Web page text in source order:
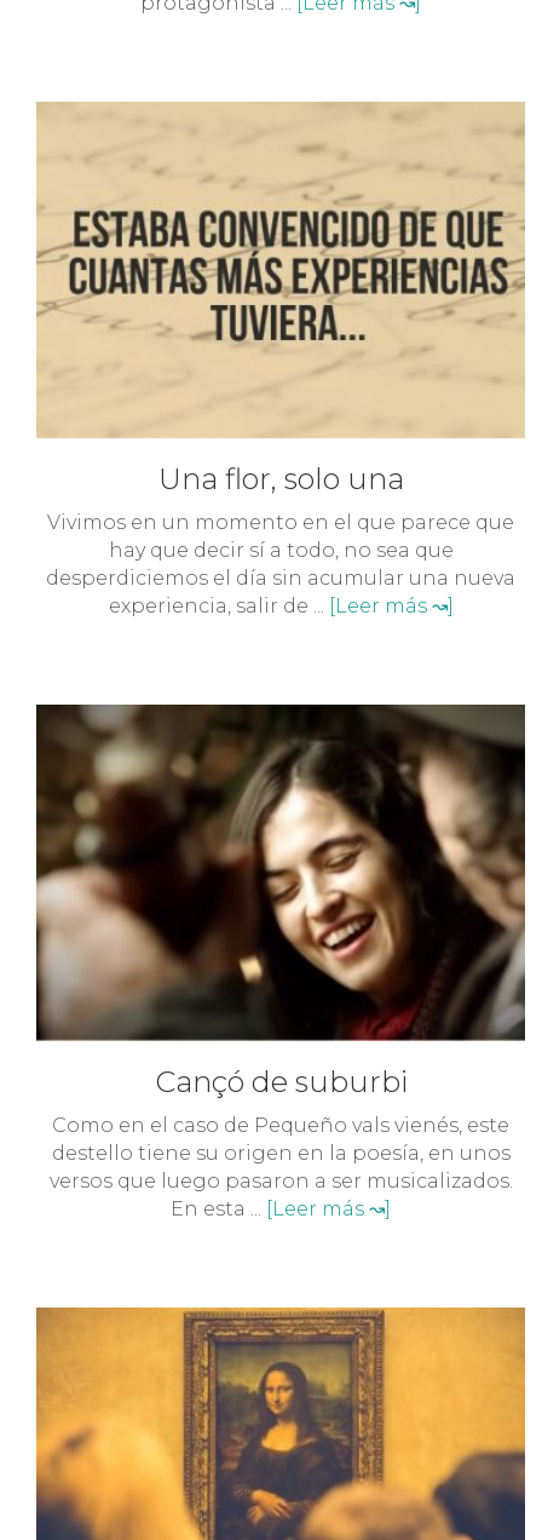
Una flor, solo una
Vivimos en un momento en el que parece que
hay que decir sí a todo, no sea que
desperdiciemos el día sin acumular una nueva
experiencia, salir de ... [Leer más ↝]
Cançó de suburbi
Como en el caso de Pequeño vals vienés, este
destello tiene su origen en la poesía, en unos
versos que luego pasaron a ser musicalizados.
En esta ...
[Leer más ↝]